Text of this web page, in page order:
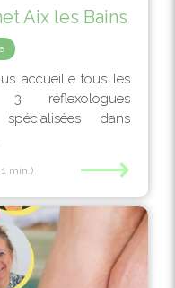
Aix les Bains
accueille tous les
réflexologues
dans
1 min.) ⟶